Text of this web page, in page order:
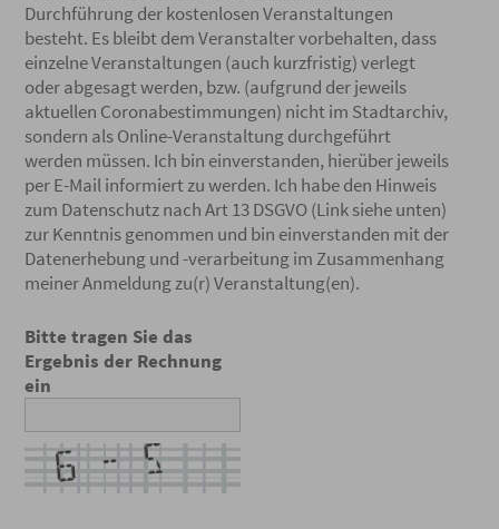
Durchführung der kostenlosen Veranstaltungen
besteht. Es bleibt dem Veranstalter vorbehalten, dass
einzelne Veranstaltungen (auch kurzfristig) verlegt
oder abgesagt werden, bzw. (aufgrund der jeweils
aktuellen Coronabestimmungen) nicht im Stadtarchiv,
sondern als Online-Veranstaltung durchgeführt
werden müssen. Ich bin einverstanden, hierüber jeweils
per E-Mail informiert zu werden. Ich habe den Hinweis
zum Datenschutz nach Art 13 DSGVO (Link siehe unten)
zur Kenntnis genommen und bin einverstanden mit der
Datenerhebung und -verarbeitung im Zusammenhang
meiner Anmeldung zu(r) Veranstaltung(en).
Bitte tragen Sie das
Ergebnis der Rechnung
ein